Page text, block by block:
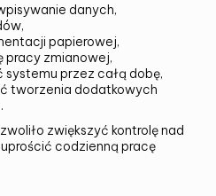
danych,
papierowej,
pracy zmianowej,
przez całą dobę,
tworzenia dodatkowych
zwiększyć kontrolę nad
codzienną pracę